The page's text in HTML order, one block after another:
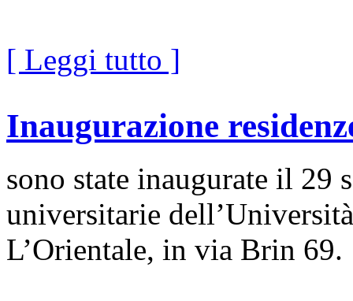
[ Leggi tutto ]
Inaugurazione
sono state inaugurate il 29
universitarie
L’Orientale, in via Brin 69.